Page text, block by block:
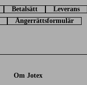
Betalsätt Leverans
Ångerrättsformulär
Om Jotex